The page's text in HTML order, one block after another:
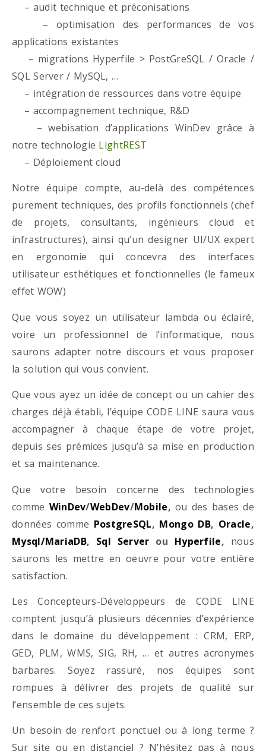
– audit technique et préconisations
– optimisation des performances de vos
applications existantes
– migrations Hyperfile > PostGreSQL / Oracle /
SQL Server / MySQL, …
– intégration de ressources dans votre équipe
– accompagnement technique, R&D
– webisation d’applications WinDev grâce à
notre technologie LightREST
– Déploiement cloud
Notre équipe compte, au-delà des compétences
purement techniques, des profils fonctionnels (chef
de projets, consultants, ingénieurs cloud et
infrastructures), ainsi qu’un designer UI/UX expert
en ergonomie qui concevra des interfaces
utilisateur esthétiques et fonctionnelles (le fameux
effet WOW)
Que vous soyez un utilisateur lambda ou éclairé,
voire un professionnel de l’informatique, nous
saurons adapter notre discours et vous proposer
la solution qui vous convient.
Que vous ayez un idée de concept ou un cahier des
charges déjà établi, l’équipe CODE LINE saura vous
accompagner à chaque étape de votre projet,
depuis ses prémices jusqu’à sa mise en production
et sa maintenance.
Que votre besoin concerne des technologies
comme WinDev/WebDev/Mobile, ou des bases de
données comme PostgreSQL, Mongo DB, Oracle,
Mysql/MariaDB, Sql Server ou Hyperfile, nous
saurons les mettre en oeuvre pour votre entière
satisfaction.
Les Concepteurs-Développeurs de CODE LINE
comptent jusqu’à plusieurs décennies d’expérience
dans le domaine du développement : CRM, ERP,
GED, PLM, WMS, SIG, RH, … et autres acronymes
barbares. Soyez rassuré, nos équipes sont
rompues à délivrer des projets de qualité sur
l’ensemble de ces sujets.
Un besoin de renfort ponctuel ou à long terme ?
Sur site ou en distanciel ? N’hésitez pas à nous